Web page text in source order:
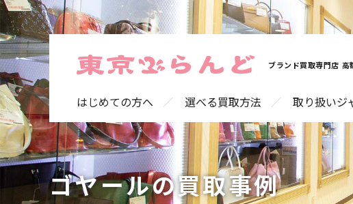
ブランド買取専門店
はじめての方へ 選べる買取方法 取り扱いジ
ゴヤールの買取事例